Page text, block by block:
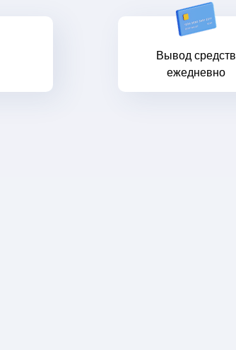
Вывод средств
ежедневно